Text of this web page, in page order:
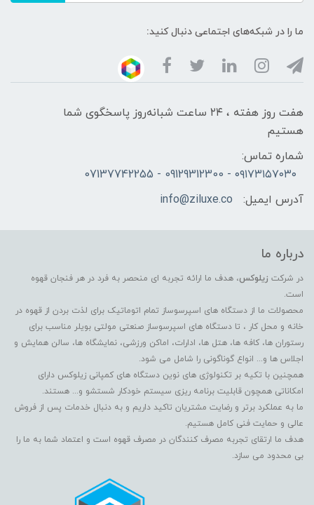
ما را در شبکه‌های اجتماعی دنبال کنید:
هفت روز هفته ، ۲۴ ساعت شبانه‌روز پاسخگوی شما
هستیم
شماره تماس:
۰۹۱۷۳۱۵۷۰۳۰ - 09129312300 - 07137742255
آدرس ایمیل:
info@ziluxe.co
درباره ما
در شرکت زیلوکس، هدف ما ارائه تجربه ای منحصر به فرد در هر فنجان قهوه
است.
محصولات ما از دستگاه های اسپرسوساز تمام اتوماتیک برای لذت بردن از قهوه در
خانه و محل کار ، تا دستگاه های اسپرسوساز صنعتی مولتی بویلر مناسب برای
رستوران ها، کافه ها، هتل ها، ادارات، اماکن ورزشی، نمایشگاه ها، سالن همایش و
اجلاس ها و... انواع گوناگونی را شامل می شود.
همچنین با تکیه بر تکنولوژی های نوین دستگاه های کمپانی زیلوکس دارای
امکاناتی همچون قابلیت برنامه ریزی سیستم خودکار شستشو و... هستند.
ما به عملکرد برتر و رضایت مشتریان تاکید داریم و به دنبال خدمات پس از فروش
عالی و حمایت فنی کامل هستیم.
هدف ما ارتقای تجربه مصرف کنندگان در مصرف قهوه است و اعتماد شما به ما را
بی محدود می سازد.